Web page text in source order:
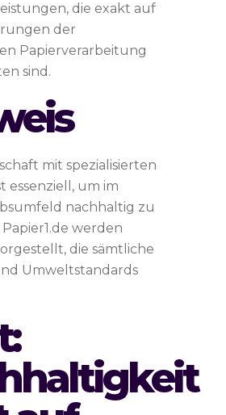
die exakt auf
der
Papierverarbeitung
sind.
mit spezialisierten
essenziell, um im
nachhaltig zu
werden
die sämtliche
Umweltstandards